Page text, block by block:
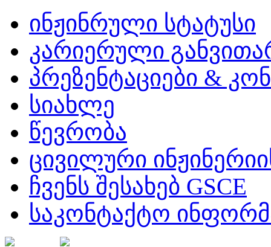
ინჟინრული სტატუსი
კარიერული
პრეზენტაციები &
სიახლე
წევრობა
ცივილური
ჩვენს შესახებ GSCE
საკონტაქტო